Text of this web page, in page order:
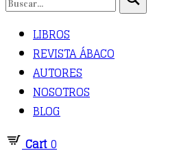
LIBROS
REVISTA ÁBACO
AUTORES
NOSOTROS
BLOG
Cart0